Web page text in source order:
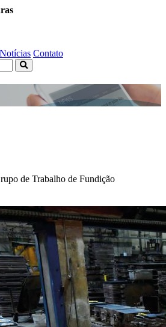
Notícias Contato
de Trabalho de Fundição